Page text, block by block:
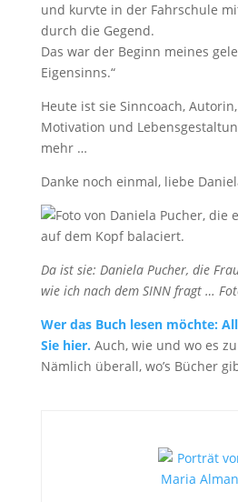
und kurvte in der Fahrschule
durch die Gegend.
Das war der Beginn meines
Eigensinns.“
Heute ist sie Sinncoach,
Motivation und
mehr …
Danke noch einmal, liebe
Da ist sie: Daniela Pucher, die
wie ich nach dem SINN fragt …
Wer das Buch lesen möchte:
Sie hier. Auch, wie und wo es
Nämlich überall, wo’s Bücher